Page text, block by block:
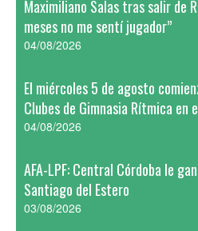
Maximiliano Salas tras salir de
meses no me sentí jugador”
04/08/2026
El miércoles 5 de agosto
Clubes de Gimnasia Rítmica en
04/08/2026
AFA-LPF: Central Córdoba le
Santiago del Estero
03/08/2026